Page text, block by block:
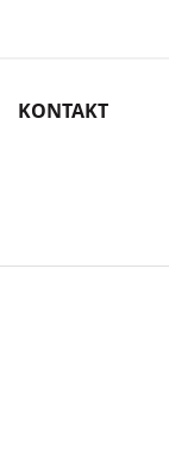
KONTAKT